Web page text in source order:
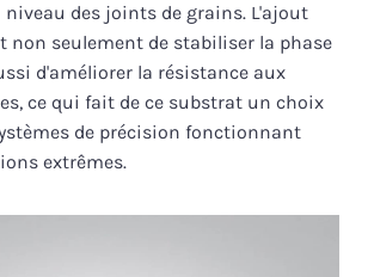
niveau des joints de grains. L'ajout
non seulement de stabiliser la phase
d'améliorer la résistance aux
ce qui fait de ce substrat un choix
de précision fonctionnant
extrêmes.